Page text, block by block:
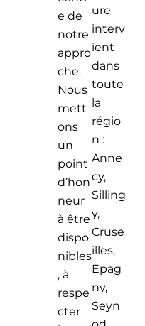
e de
notre
appro
che.
Nous
mett
ons
un
point
d’hon
neur
à être
dispo
nibles
, à
respe
cter
ure
interv
ient
dans
toute
la
régio
n :
Anne
cy,
Silling
y,
Cruse
illes,
Epag
ny,
Seyn